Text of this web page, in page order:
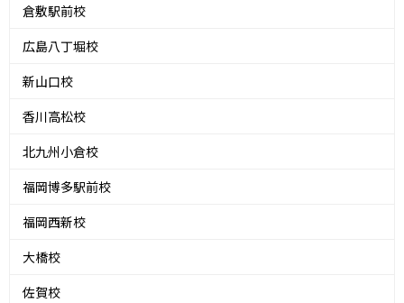
倉敷駅前校
広島八丁堀校
新山口校
香川高松校
北九州小倉校
福岡博多駅前校
福岡西新校
大橋校
佐賀校